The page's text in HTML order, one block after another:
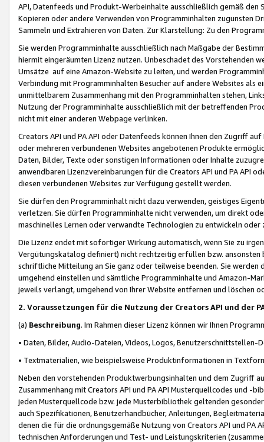
API, Datenfeeds und Produkt-Werbeinhalte ausschließlich gemäß
Kopieren oder andere Verwenden von Programminhalten zugunsten
Sammeln und Extrahieren von Daten. Zur Klarstellung: Zu den
Sie werden Programminhalte ausschließlich nach Maßgabe der
hiermit eingeräumten Lizenz nutzen. Unbeschadet des Vorstehenden
Umsätze auf eine Amazon-Website zu leiten, und werden
Verbindung mit Programminhalten Besucher auf andere Websites als
unmittelbarem Zusammenhang mit den Programminhalten stehen,
Nutzung der Programminhalte ausschließlich mit der betreffenden
nicht mit einer anderen Webpage verlinken.
Creators API und PA API oder Datenfeeds können Ihnen den Zugriff
oder mehreren verbundenen Websites angebotenen Produkte
Daten, Bilder, Texte oder sonstigen Informationen oder Inhalte
anwendbaren Lizenzvereinbarungen für die Creators API und PA API
diesen verbundenen Websites zur Verfügung gestellt werden.
Sie dürfen den Programminhalt nicht dazu verwenden, geistiges
verletzen. Sie dürfen Programminhalte nicht verwenden, um direkt
maschinelles Lernen oder verwandte Technologien zu entwickeln
Die Lizenz endet mit sofortiger Wirkung automatisch, wenn Sie zu
Vergütungskatalog definiert) nicht rechtzeitig erfüllen bzw. ansonsten
schriftliche Mitteilung an Sie ganz oder teilweise beenden. Sie werden
umgehend einstellen und sämtliche Programminhalte und Amazon-
jeweils verlangt, umgehend von Ihrer Website entfernen und löschen
2. Voraussetzungen für die Nutzung der Creators API und der
(a) Beschreibung. Im Rahmen dieser Lizenz können wir Ihnen
• Daten, Bilder, Audio-Dateien, Videos, Logos, Benutzerschnittstellen-
• Textmaterialien, wie beispielsweise Produktinformationen in
Neben den vorstehenden Produktwerbungsinhalten und dem Zugriff
Zusammenhang mit Creators API und PA API Musterquellcodes und
jeden Musterquellcode bzw. jede Musterbibliothek geltenden
auch Spezifikationen, Benutzerhandbücher, Anleitungen,
denen die für die ordnungsgemäße Nutzung von Creators API und PA
technischen Anforderungen und Test- und Leistungskriterien